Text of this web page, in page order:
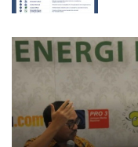
PERCEPATAN
PEMBANGUNAN